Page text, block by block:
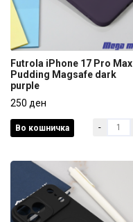
Futrola iPhone 17 Pro Max
Pudding Magsafe dark
250 ден
Futrola iPhone 17 Pro Max
Pudding Magsafe dark
purple
250 ден
Во кошничка -